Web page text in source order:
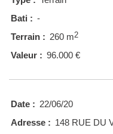
Bati : -
Terrain : 260 m2
Valeur : 96.000 €
Date : 22/06/20
Adresse : 148 RUE DU